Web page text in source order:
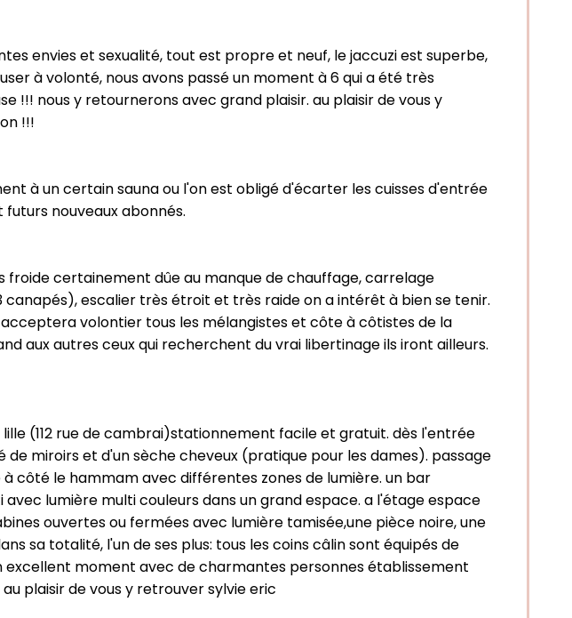
envies et sexualité, tout est propre et neuf, le jaccuzi est superbe,
à volonté, nous avons passé un moment à 6 qui a été très
!!! nous y retournerons avec grand plaisir. au plaisir de vous y
!!!
à un certain sauna ou l'on est obligé d'écarter les cuisses d'entrée
nouveaux abonnés.
froide certainement dûe au manque de chauffage, carrelage
escalier très étroit et très raide on a intérêt à bien se tenir.
volontier tous les mélangistes et côte à côtistes de la
aux autres ceux qui recherchent du vrai libertinage ils iront ailleurs.
(112 rue de cambrai)stationnement facile et gratuit. dès l'entrée
miroirs et d'un sèche cheveux (pratique pour les dames). passage
côté le hammam avec différentes zones de lumière. un bar
lumière multi couleurs dans un grand espace. a l'étage espace
ouvertes ou fermées avec lumière tamisée,une pièce noire, une
sa totalité, l'un de ses plus: tous les coins câlin sont équipés de
excellent moment avec de charmantes personnes établissement
plaisir de vous y retrouver sylvie eric